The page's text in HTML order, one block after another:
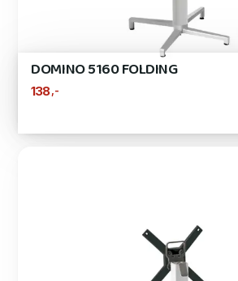
DOMINO 5160 FOLDING
138 ,-